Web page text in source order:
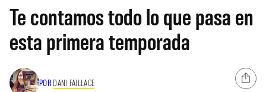
Te contamos todo lo que pasa en
esta primera temporada
POR DANI FAILLACE